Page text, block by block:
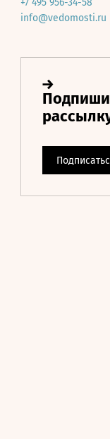
+7 495 956-34-58
info@vedomosti.ru